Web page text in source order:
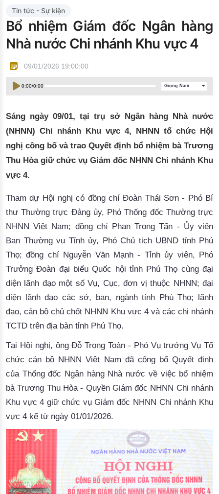
Đào tạo ISO
Tin tức - Sự kiện
​Bổ nhiệm Giám đốc Ngân hàng
Nhà nước Chi nhánh Khu vực 4
09/01/2026 19:00:00
0:00/0:00 Giọng Nam
Sáng ngày 09/01, tại trụ sở Ngân hàng Nhà nước
(NHNN) Chi nhánh Khu vực 4, NHNN tổ chức Hội
nghị công bố và trao Quyết định bổ nhiệm bà Trương
Thu Hòa giữ chức vụ Giám đốc NHNN Chi nhánh Khu
vực 4.
Tham dự Hội nghị có đồng chí Đoàn Thái Sơn - Phó Bí
thư Thường trực Đảng ủy, Phó Thống đốc Thường trực
NHNN Việt Nam; đồng chí Phan Trọng Tấn - Ủy viên
Ban Thường vụ Tỉnh ủy, Phó Chủ tịch UBND tỉnh Phú
Thọ; đồng chí Nguyễn Văn Mạnh - Tỉnh ủy viên, Phó
Trưởng Đoàn đại biểu Quốc hội tỉnh Phú Thọ cùng đại
diện lãnh đạo một số Vụ, Cục, đơn vị thuộc NHNN; đại
diện lãnh đạo các sở, ban, ngành tỉnh Phú Thọ; lãnh
đạo, cán bộ chủ chốt NHNN Khu vực 4 và các chi nhánh
TCTD trên địa bàn tỉnh Phú Thọ.
Tại Hội nghị, ông Đỗ Trọng Toàn - Phó Vụ trưởng Vụ Tổ
chức cán bộ NHNN Việt Nam đã công bố Quyết định
của Thống đốc Ngân hàng Nhà nước về việc bổ nhiệm
bà Trương Thu Hòa - Quyền Giám đốc NHNN Chi nhánh
Khu vực 4 giữ chức vụ Giám đốc NHNN Chi nhánh Khu
vực 4 kể từ ngày 01/01/2026.